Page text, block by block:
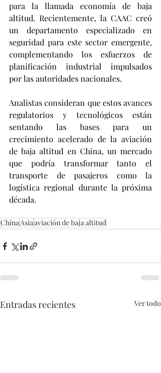
para la llamada economía de baja
altitud. Recientemente, la CAAC creó
un departamento especializado en
seguridad para este sector emergente,
complementando los esfuerzos de
planificación industrial impulsados
por las autoridades nacionales.
Analistas consideran que estos avances
regulatorios y tecnológicos están
sentando las bases para un
crecimiento acelerado de la aviación
de baja altitud en China, un mercado
que podría transformar tanto el
transporte de pasajeros como la
logística regional durante la próxima
década.
ChinaAsiaaviación de baja altitud
Entradas recientes Ver todo